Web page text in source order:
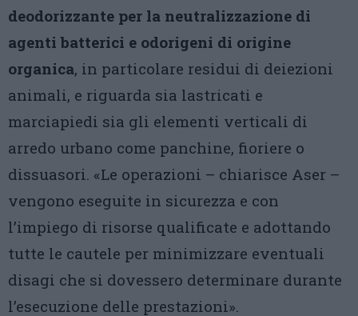
deodorizzante per la neutralizzazione di
agenti batterici e odorigeni di origine
organica, in particolare residui di deiezioni
animali, e riguarda sia lastricati e
marciapiedi sia gli elementi verticali di
arredo urbano come panchine, fioriere o
dissuasori. «Le operazioni – chiarisce Aser –
vengono eseguite in sicurezza e con
l’impiego di risorse qualificate e adottando
tutte le cautele per minimizzare eventuali
disagi che si dovessero determinare durante
l’esecuzione delle prestazioni».